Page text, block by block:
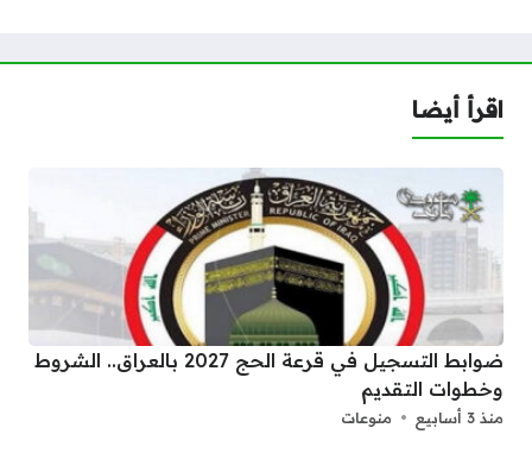
اقرأ أيضا
ضوابط التسجيل في قرعة الحج 2027 بالعراق.. الشروط
وخطوات التقديم
منذ 3 أسابيع منوعات